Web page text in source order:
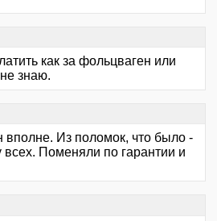
как за фольцваген или
знаю.
вполне. Из поломок, что было -
всех. Поменяли по гарантии и